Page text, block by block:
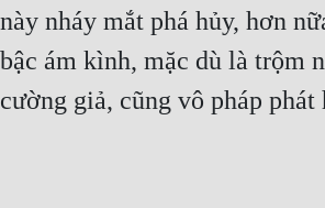
Dị Giới
Dị Năng
Gia Đấu
này nháy mắt phá hủy, hơn
bậc ám kình, mặc dù là trộm
cường giả, cũng vô pháp phát